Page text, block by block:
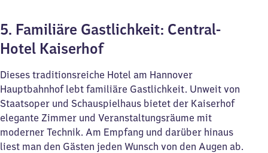
5. Familiäre Gastlichkeit: Central-
Hotel Kaiserhof
Dieses traditionsreiche Hotel am Hannover
Hauptbahnhof lebt familiäre Gastlichkeit. Unweit von
Staatsoper und Schauspielhaus bietet der Kaiserhof
elegante Zimmer und Veranstaltungsräume mit
moderner Technik. Am Empfang und darüber hinaus
liest man den Gästen jeden Wunsch von den Augen ab.